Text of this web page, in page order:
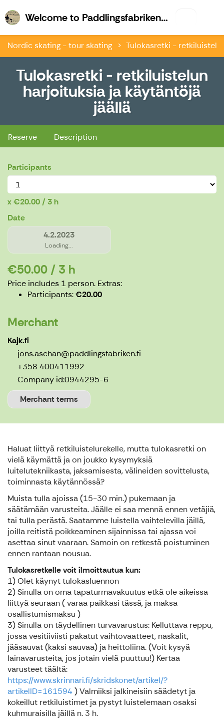
Welcome to Paddlingsfabriken & Kajk.fi
Nordic skating - tour skating Tulokasretki -
Tulokasretki - retkiluistelun
harjoituksia ja käytäntöjä
jäällä
Reserve Description
Participants
€20.00 / 3 h
Date
4.2.2023
Loading...
€50.00 / 3 h
Price includes 1 person. Extras:
Participants €20.00
Merchant
Kajk.fi
jons.aschan@paddlingsfabriken.fi
+358 400411992
Company id:0944295-6
Merchant terms
Haluat liittyä retkiluistelurekelle, mutta tulokasretki on
vielä käymättä ja on joukko kysymyksiä
luitelutekniikasta, jaksamisesta, välineiden sovittelusta,
toiminnasta käytännössä?
Muista tulla ajoissa (15-30 min.) pukemaan ja
säätämään varusteita. Jäälle ei saa mennä ennen vetäjiä,
tai tulla perästä. Saatamme luistella vaihtelevilla jäillä,
joilla reitistä poikkeaminen sijainnissa tai ajassa voi
asettaa sinut vaaraan. Samoin on retkestä poistuminen
ennen rantaan nousua.
Tulokasretkelle voit ilmoittautua kun:
1) Olet käynyt tulokasluennon
2) Sinulla on oma tapaturmavakuutus etkä ole aikeissa
liittyä seuraan ( varaa paikkasi tässä, ja maksa
osallistumismaksu )
3) Sinulla on täydellinen turvavarustus: Kelluttava reppu,
jossa vesitiiviisti pakatut vaihtovaatteet, naskalit,
jääsauvat (kaksi sauvaa) ja heittoliina. (Voit kysyä
lainavarusteita, jos jotain vielä puuttuu!) Kertaa
varusteet täältä:
https://www.skrinnari.fi/skridskonet/artikel/?
artikelID=161594) Valmiiksi jalkineisiin säädetyt ja
kokeillut retkiluistimet ja pystyt luistelemaan osaksi
kuhmuraisilla jäillä n. 3 h.